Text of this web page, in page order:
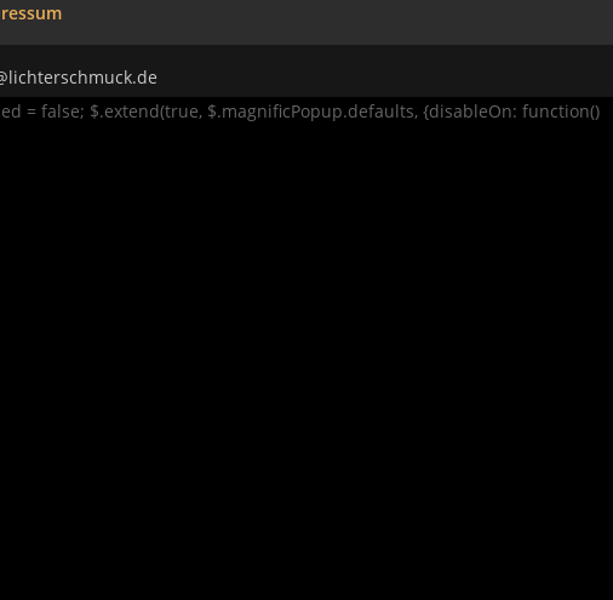
= false; $.extend(true, $.magnificPopup.defaults, {disableOn: function()